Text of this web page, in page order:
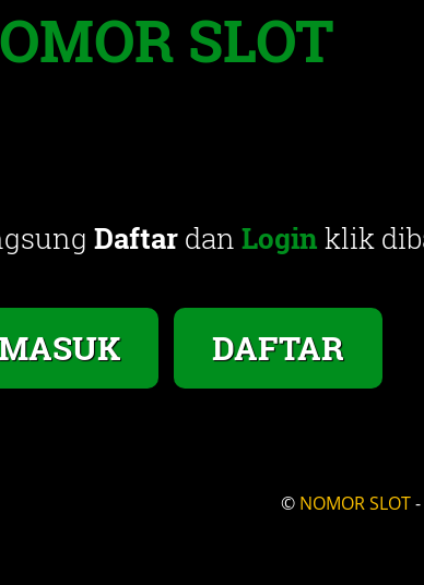
SLOT
Daftar dan Login klik
DAFTAR
© NOMOR SLOT-